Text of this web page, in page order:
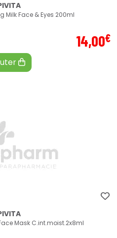
Milk Face & Eyes 200ml
14,00€
Mask C.int.moist.2x8ml